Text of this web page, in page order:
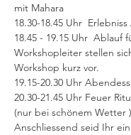
mit Mahara
18.30-18.45 Uhr
18.45 - 19.15 Uhr  Ablauf
Workshopleiter stellen
Workshop kurz vor.
19.15-20.30 Uhr
20.30-21.45 Uhr Feuer
(nur bei schönem Wetter )
Anschliessend seid Ihr